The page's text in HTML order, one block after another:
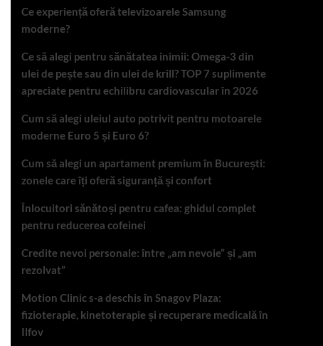
Ce experiență oferă televizoarele Samsung
moderne?
Ce să alegi pentru sănătatea inimii: Omega-3 din
ulei de pește sau din ulei de krill? TOP 7 suplimente
apreciate pentru echilibru cardiovascular în 2026
Cum să alegi uleiul auto potrivit pentru motoarele
moderne Euro 5 și Euro 6?
Cum să alegi un apartament premium în București:
zonele care îți oferă siguranță și confort
Înlocuitori sănătoși pentru cafea: ghidul complet
pentru reducerea cofeinei
Credite nevoi personale: între „am nevoie” și „am
rezolvat”
Motion Clinic s-a deschis în Snagov Plaza:
fizioterapie, kinetoterapie și recuperare medicală în
Ilfov